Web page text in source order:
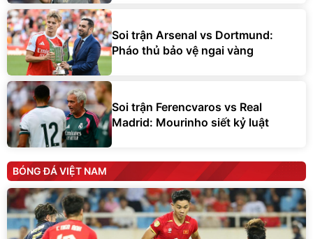
Soi trận Arsenal vs Dortmund:
Pháo thủ bảo vệ ngai vàng
Soi trận Ferencvaros vs Real
Madrid: Mourinho siết kỷ luật
BÓNG ĐÁ VIỆT NAM